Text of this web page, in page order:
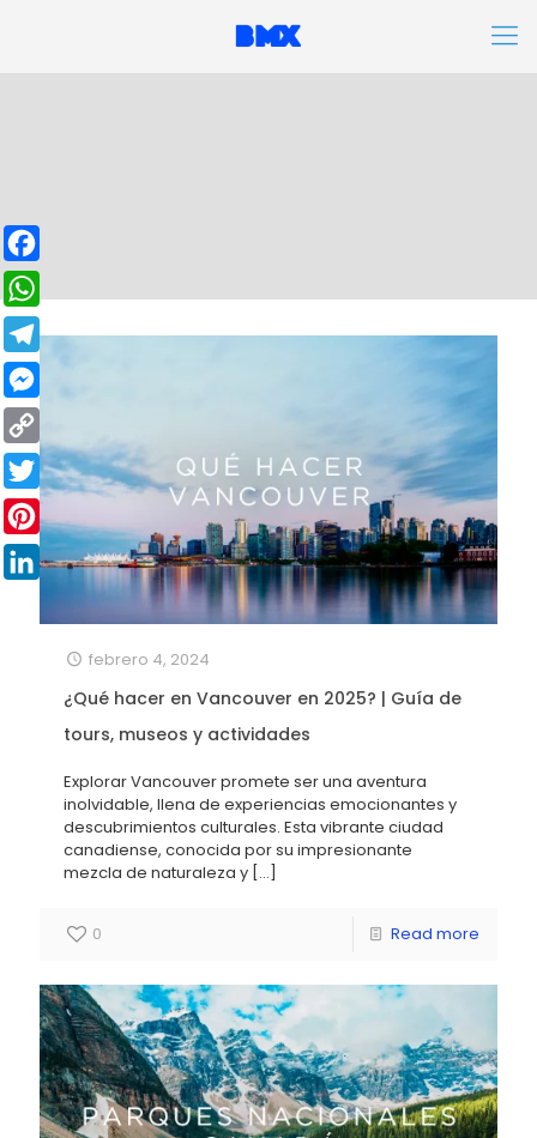
febrero 4, 2024
¿Qué hacer en Vancouver en 2025? | Guía de
tours, museos y actividades
Explorar Vancouver promete ser una aventura
inolvidable, llena de experiencias emocionantes y
descubrimientos culturales. Esta vibrante ciudad
canadiense, conocida por su impresionante
mezcla de naturaleza y […]
0 Read more
Facebook
WhatsApp
Telegram
Messenger
Copy
Link
Twitter
Pinterest
LinkedIn